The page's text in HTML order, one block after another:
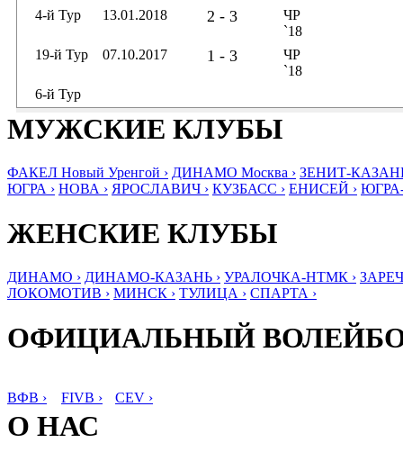
4-й Тур
13.01.2018 2 - 3
ЧР
`18
19-й Тур
07.10.2017 1 - 3
ЧР
`18
6-й Тур
МУЖСКИЕ КЛУБЫ
ФАКЕЛ Новый Уренгой › ДИНАМО Москва › ЗЕНИТ-
ЮГРА › НОВА › ЯРОСЛАВИЧ › КУЗБАСС › ЕНИСЕЙ ›
ЖЕНСКИЕ КЛУБЫ
ДИНАМО › ДИНАМО-КАЗАНЬ › УРАЛОЧКА-НТМК ›
ЛОКОМОТИВ › МИНСК › ТУЛИЦА › СПАРТА ›
ОФИЦИАЛЬНЫЙ
ВФВ › FIVB › CEV ›
О НАС